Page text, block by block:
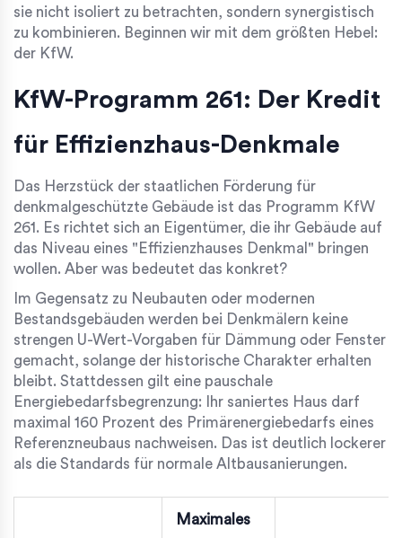
sie nicht isoliert zu betrachten, sondern synergistisch
zu kombinieren. Beginnen wir mit dem größten Hebel:
der KfW.
KfW-Programm 261: Der Kredit
für Effizienzhaus-Denkmale
Das Herzstück der staatlichen Förderung für
denkmalgeschützte Gebäude ist das Programm KfW
261 . Es richtet sich an Eigentümer, die ihr Gebäude auf
das Niveau eines "Effizienzhauses Denkmal" bringen
wollen. Aber was bedeutet das konkret?
Im Gegensatz zu Neubauten oder modernen
Bestandsgebäuden werden bei Denkmälern keine
strengen U-Wert-Vorgaben für Dämmung oder Fenster
gemacht, solange der historische Charakter erhalten
bleibt. Stattdessen gilt eine pauschale
Energiebedarfsbegrenzung: Ihr saniertes Haus darf
maximal 160 Prozent des Primärenergiebedarfs eines
Referenzneubaus nachweisen. Das ist deutlich lockerer
als die Standards für normale Altbausanierungen.
Maximales